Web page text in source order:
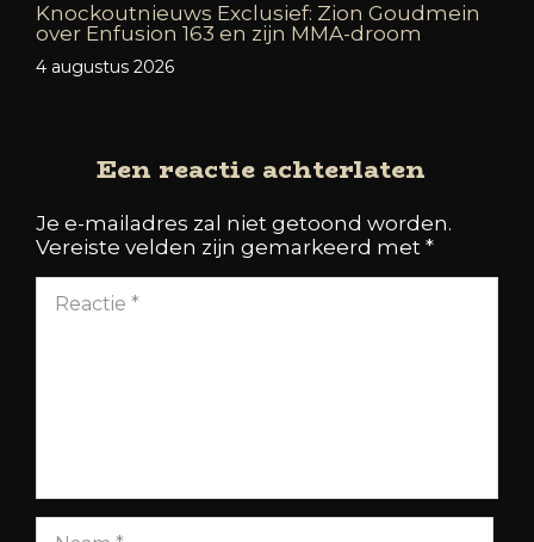
Knockoutnieuws Exclusief: Zion Goudmein
over Enfusion 163 en zijn MMA-droom
4 augustus 2026
Een reactie achterlaten
Je e-mailadres zal niet getoond worden.
Vereiste velden zijn gemarkeerd met *